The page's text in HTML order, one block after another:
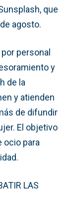
que
agosto.
personal
y
de la
y atienden
de difundir
El objetivo
ocio para
LAS